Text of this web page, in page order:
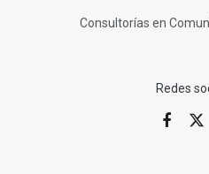
Consultorías en
Redes